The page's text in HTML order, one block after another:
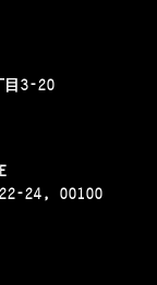
目3-20
24, 00100